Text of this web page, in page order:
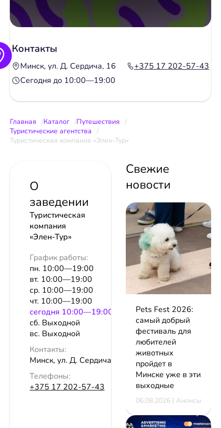
Контакты
Минск, ул. Д. Сердича, 16
+375 17 202-57-43
Сегодня до 10:00—19:00
Главная Каталог
Путешествия
Туристические агентства
Туристическая компания «Элен-Тур»
О
заведении
Туристическая
компания
«Элен-Тур»
График работы:
пн. 10:00—19:00
вт. 10:00—19:00
ср. 10:00—19:00
чт. 10:00—19:00
сeгодня 10:00—19:00
сб. Выходной
вс. Выходной
Контакты:
Минск, ул. Д. Сердича, 16
Телефоны:
+375 17 202-57-43
Свежие
новости
Pets Fest 2026:
самый добрый
фестиваль для
любителей
животных
пройдет в
Минске уже в эти
выходные
06.08.2026 | Анонсы